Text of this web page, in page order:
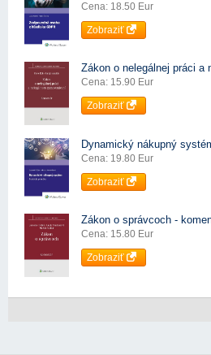
Cena: 18.50 Eur
Zobraziť
Zákon o nelegálnej práci a
Cena: 15.90 Eur
Zobraziť
Dynamický nákupný
Cena: 19.80 Eur
Zobraziť
Zákon o správcoch -
Cena: 15.80 Eur
Zobraziť